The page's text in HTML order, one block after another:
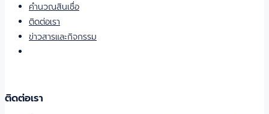
คำนวณสินเชื่อ
ติดต่อเรา
ข่าวสารและกิจกรรม
ติดต่อเรา